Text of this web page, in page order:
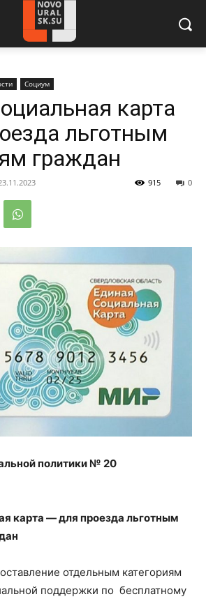
Социум
карта
льготным
граждан
0
915
политики № 20
карта — для проезда льготным
отдельным категориям
поддержки по бесплатному